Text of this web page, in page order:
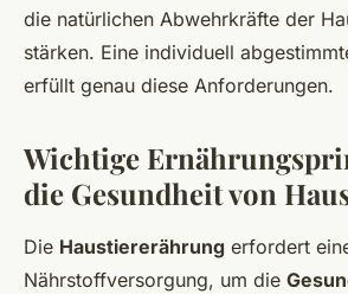
die natürlichen Abwehrkräfte der
stärken. Eine individuell
erfüllt genau diese Anforderungen.
Wichtige
die Gesundheit von
Die Haustiererährung erfordert
Nährstoffversorgung, um die